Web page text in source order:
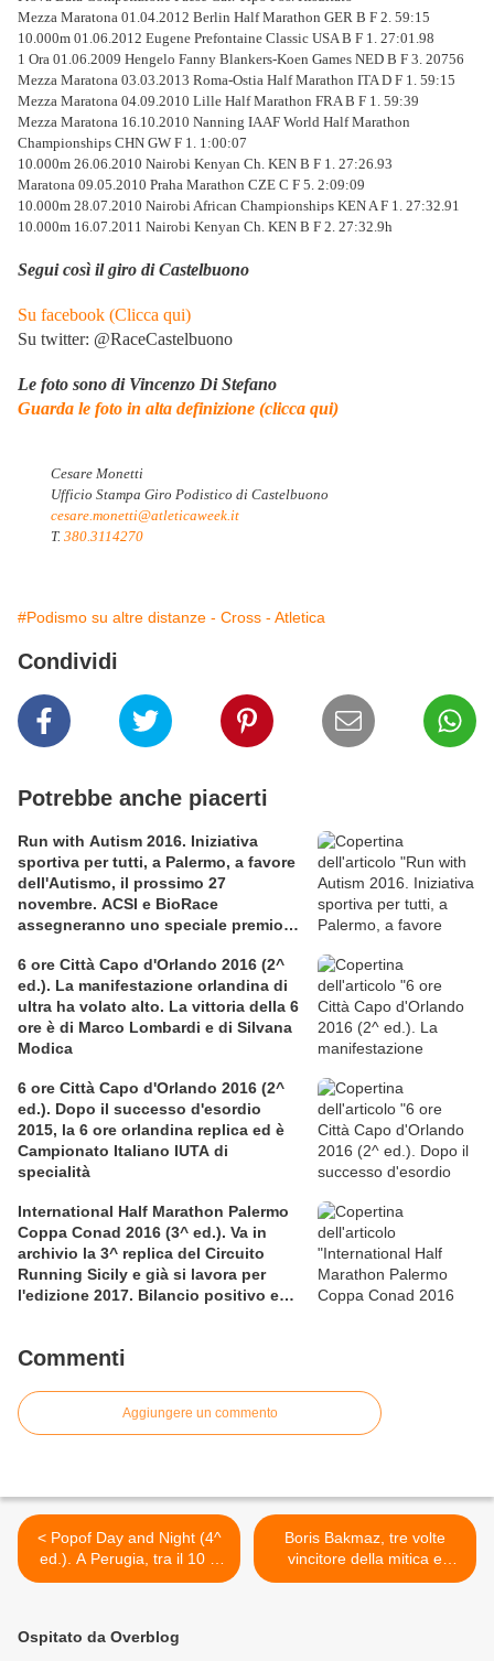
Mezza Maratona 01.04.2012 Berlin Half Marathon GER B F 2. 59:15
10.000m 01.06.2012 Eugene Prefontaine Classic USA B F 1. 27:01.98
1 Ora 01.06.2009 Hengelo Fanny Blankers-Koen Games NED B F 3. 20756
Mezza Maratona 03.03.2013 Roma-Ostia Half Marathon ITA D F 1. 59:15
Mezza Maratona 04.09.2010 Lille Half Marathon FRA B F 1. 59:39
Mezza Maratona 16.10.2010 Nanning IAAF World Half Marathon
Championships CHN GW F 1. 1:00:07
10.000m 26.06.2010 Nairobi Kenyan Ch. KEN B F 1. 27:26.93
Maratona 09.05.2010 Praha Marathon CZE C F 5. 2:09:09
10.000m 28.07.2010 Nairobi African Championships KEN A F 1. 27:32.91
10.000m 16.07.2011 Nairobi Kenyan Ch. KEN B F 2. 27:32.9h
Segui così il giro di Castelbuono
Su facebook (Clicca qui)
Su twitter: @RaceCastelbuono
Le foto sono di Vincenzo Di Stefano
Guarda le foto in alta definizione (clicca qui)
Cesare Monetti
Ufficio Stampa Giro Podistico di Castelbuono
cesare.monetti@atleticaweek.it
T. 380.3114270
#Podismo su altre distanze - Cross - Atletica
Condividi
Potrebbe anche piacerti
Run with Autism 2016. Iniziativa
sportiva per tutti, a Palermo, a favore
dell'Autismo, il prossimo 27
novembre. ACSI e BioRace
assegneranno uno speciale premio
6 ore Città Capo d'Orlando 2016 (2^
ed.). La manifestazione orlandina di
ultra ha volato alto. La vittoria della 6
ore è di Marco Lombardi e di Silvana
Modica
6 ore Città Capo d'Orlando 2016 (2^
ed.). Dopo il successo d'esordio
2015, la 6 ore orlandina replica ed è
Campionato Italiano IUTA di
specialità
International Half Marathon Palermo
Coppa Conad 2016 (3^ ed.). Va in
archivio la 3^ replica del Circuito
Running Sicily e già si lavora per
l'edizione 2017. Bilancio positivo e
Commenti
Aggiungere un commento
< Popof Day and Night (4^
ed.). A Perugia, tra il 10 e
l'11 agosto 2013, ritorna
Poponesi
Boris Bakmaz, tre volte
vincitore della mitica e
storica 100 km Torino Sain
Ospitato da Overblog